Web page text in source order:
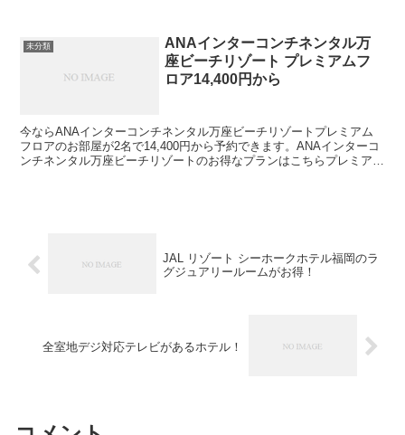
未分類
ANAインターコンチネンタル万
座ビーチリゾート プレミアムフ
ロア14,400円から
今ならANAインターコンチネンタル万座ビーチリゾートプレミアム
フロアのお部屋が2名で14,400円から予約できます。ANAインターコ
ンチネンタル万座ビーチリゾートのお得なプランはこちらプレミアム
JAL リゾート シーホークホテル福岡のラ
グジュアリールームがお得！
全室地デジ対応テレビがあるホテル！